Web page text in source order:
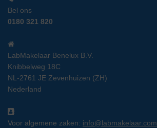
Bel ons
0180 321 820
LabMakelaar Benelux B.V.
Knibbelweg 18C
NL-2761 JE Zevenhuizen (ZH)
Nederland
Voor algemene zaken: info@labmakelaar.com